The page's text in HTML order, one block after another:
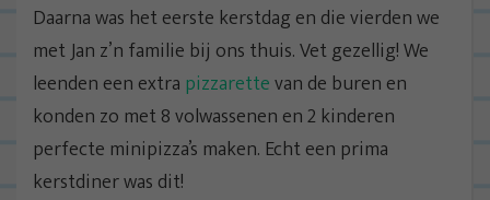
Daarna was het eerste kerstdag en die vierden we
met Jan z’n familie bij ons thuis. Vet gezellig! We
leenden een extra pizzarettevan de buren en
konden zo met 8 volwassenen en 2 kinderen
perfecte minipizza’s maken. Echt een prima
kerstdiner was dit!